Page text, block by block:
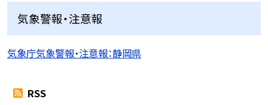
気象警報・注意報
気象庁気象警報・注意報：静岡県
RSS